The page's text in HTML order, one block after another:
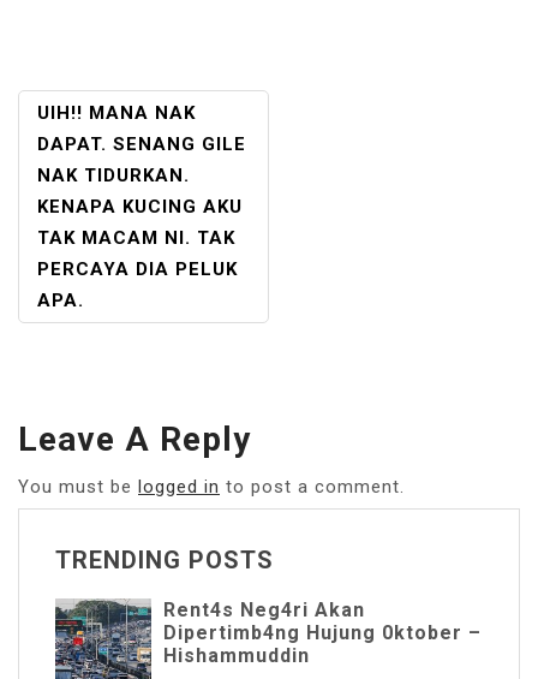
POST
NAVIGATION
UIH!! MANA NAK
DAPAT. SENANG GILE
NAK TIDURKAN.
KENAPA KUCING AKU
TAK MACAM NI. TAK
PERCAYA DIA PELUK
APA.
Leave A Reply
You must be logged in to post a comment.
TRENDING POSTS
Rent4s Neg4ri Akan
Dipertimb4ng Hujung 0ktober –
Hishammuddin